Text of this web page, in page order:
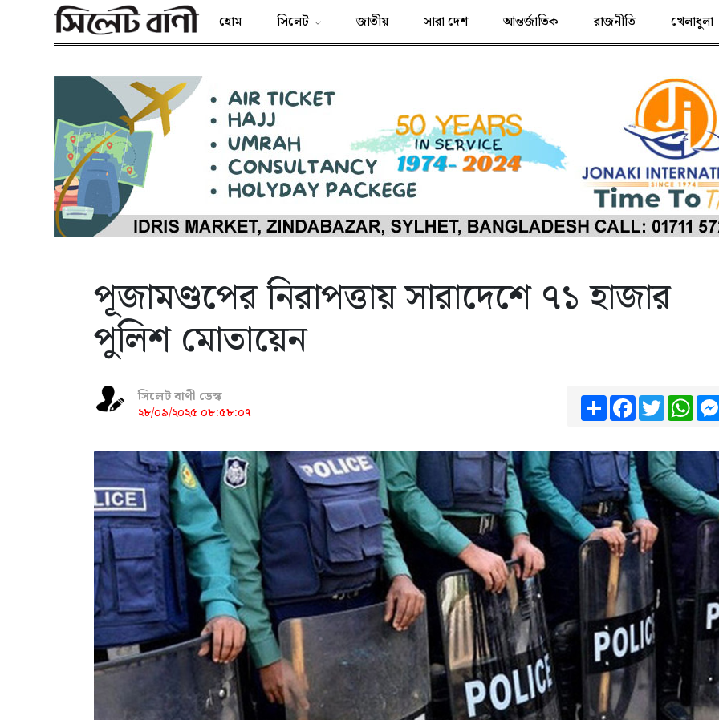
হোম সিলেট জাতীয় সারা দেশ আন্তর্জাতিক রাজনীতি খেলাধুলা
পূজামণ্ডপের নিরাপত্তায় সারাদেশে ৭১ হাজার
পুলিশ মোতায়েন
সিলেট বাণী ডেস্ক
২৮/০৯/২০২৫ ০৮:৫৮:০৭
ShareFacebook
Twitter